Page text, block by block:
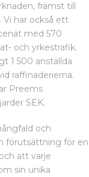
främst till
Vi har också ett
med 570
och yrkestrafik.
1 500 anställda
raffinaderierna.
Preems
SEK.
och
förutsättning för en
att varje
sin unika